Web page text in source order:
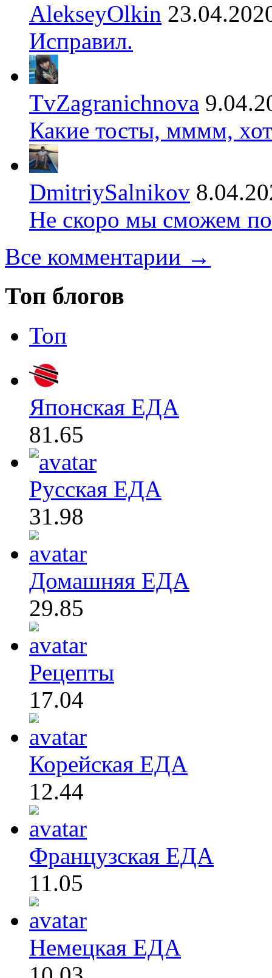
AlekseyOlkin
Исправил.
TvZagranichnova
Какие тосты, мммм,
DmitriySalnikov
Не скоро мы сможем
Все комментарии →
Топ блогов
Топ
Японская ЕДА
81.65
Русская ЕДА
31.98
Домашняя ЕДА
29.85
Рецепты
17.04
Корейская ЕДА
12.44
Французская ЕДА
11.05
Немецкая ЕДА